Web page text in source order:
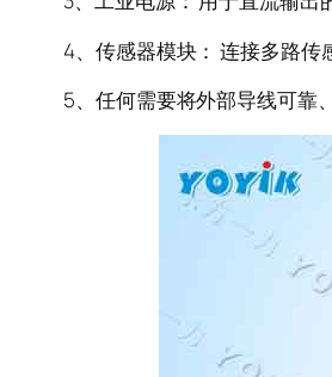
4、传感器模块： 连接多路传
5、任何需要将外部导线可靠